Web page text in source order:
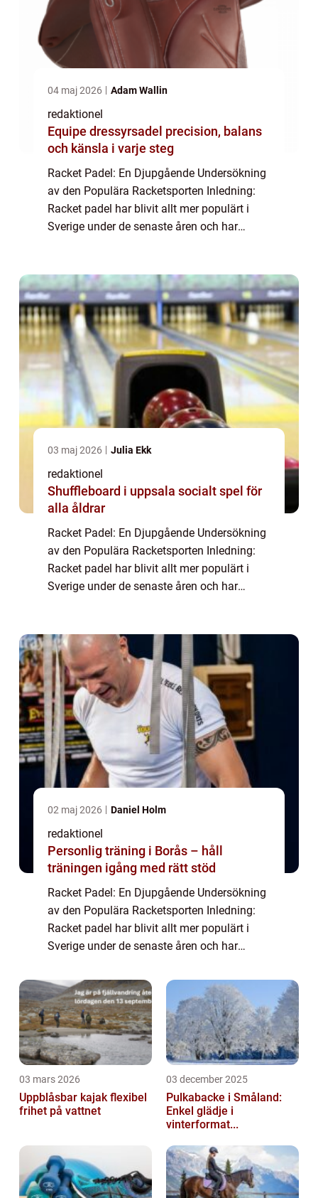
04 maj 2026 Adam Wallin
redaktionel
Equipe dressyrsadel precision, balans
och känsla i varje steg
Racket Padel: En Djupgående Undersökning
av den Populära Racketsporten Inledning:
Racket padel har blivit allt mer populärt i
Sverige under de senaste åren och har
artikel ...
03 maj 2026 Julia Ekk
redaktionel
Shuffleboard i uppsala socialt spel för
alla åldrar
Racket Padel: En Djupgående Undersökning
av den Populära Racketsporten Inledning:
Racket padel har blivit allt mer populärt i
Sverige under de senaste åren och har
artikel ...
02 maj 2026 Daniel Holm
redaktionel
Personlig träning i Borås – håll
träningen igång med rätt stöd
Racket Padel: En Djupgående Undersökning
av den Populära Racketsporten Inledning:
Racket padel har blivit allt mer populärt i
Sverige under de senaste åren och har
denna spännande racketsport. I denna
artikel ...
03 mars 2026
Uppblåsbar kajak flexibel
frihet på vattnet
03 december 2025
Pulkabacke i Småland:
Enkel glädje i
vinterformat...